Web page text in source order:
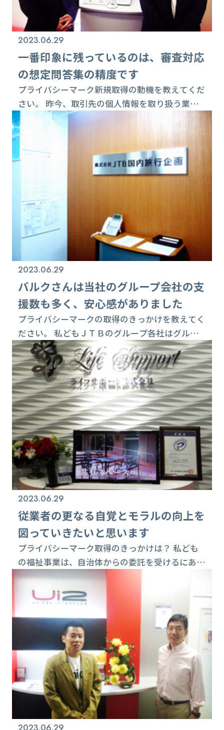
2023.06.29
一番印象に残っているのは、審査対応
の想定問答集の精度です
プライバシーマーク新規取得の動機を教えてくだ
さい。 昨今、取引先の個人情報を取り扱う業務
を受注するにあたり委託審査基準が高まり、なに
かしらの認証取得を保有している企業でないと、
受注することが難しくなってきました。弊社は、
コンタクトセンターや通販の受注センター、キャ
ンペーン事務局などの個人情報を取り扱う業務を
ご提供していることもあり、この現状を打開する
為にも、情報セキュリティの国際規格である
ISO2...
2023.06.29
バルクさんは当社のグループ会社の支
援数も多く、安心感がありました
プライバシーマークの取得のきっかけを教えてく
ださい。 私どもＪＴＢのグループ各社はグルー
プ全体で個人情報保護体制の強化に努めていま
す。当社のお取引先は観光庁関連や地方自治体も
多く個人情報保護は企業の社会的責任として認識
しています。また、インバウンド（訪日外国人旅
行）を含む国内旅行市場の拡大には、信頼感や安
心感の証としてプライバシーマークの取得は必然
と考えました。 国内旅行の「質の向上」を目指
して、...
2023.06.29
従業者の更なる自覚とモラルの向上を
図っていきたいと思います
プライバシーマーク取得のきっかけは？ 私ども
の福祉事業は、自治体からの委託を受けるにあた
り個人情報の取り扱い基準が厳しくなっており、
プライバシーマークの取得がより安心、安全の確
証につながるとの経営判断です。実際にご利用し
ていただいている方のご家族などの情報も多数取
得しています。個人情報保護という社会的責任を
果たすことは、今後の当社の事業展開において重
要なことであり、プライバシーマークの取得がそ
のこ...
2023.06.29